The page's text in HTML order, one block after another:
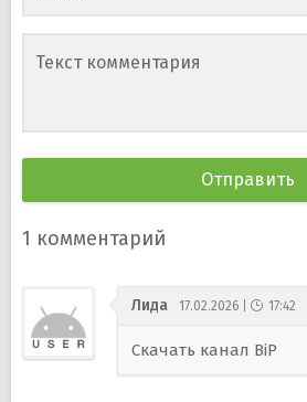
Текст комментария
1 комментарий
Лида 17.02.2026 17:42
Скачать канал BiP